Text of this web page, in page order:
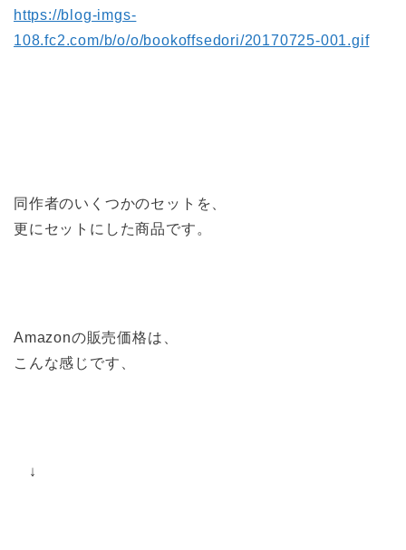
https://blog-imgs-
108.fc2.com/b/o/o/bookoffsedori/20170725-001.gif
同作者のいくつかのセットを、
更にセットにした商品です。
Amazonの販売価格は、
こんな感じです、
↓